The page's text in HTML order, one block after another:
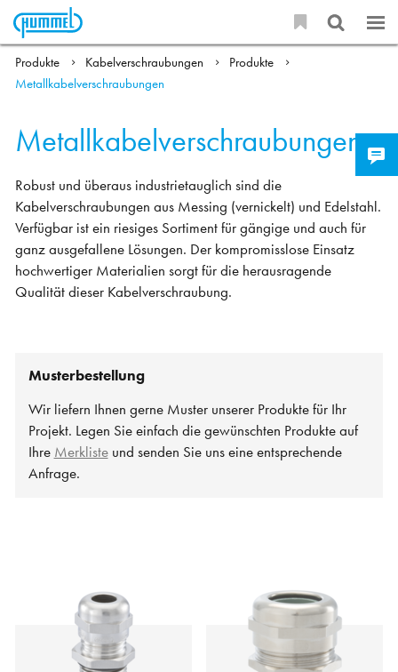
Produkte Kabelverschraubungen
Produkte
Metallkabelverschraubungen
Metallkabelverschraubungen
Robust und überaus industrietauglich sind die
Kabelverschraubungen aus Messing (vernickelt) und Edelstahl.
Verfügbar ist ein riesiges Sortiment für gängige und auch für
ganz ausgefallene Lösungen. Der kompromisslose Einsatz
hochwertiger Materialien sorgt für die herausragende
Qualität dieser Kabelverschraubung.
Musterbestellung
Wir liefern Ihnen gerne Muster unserer Produkte für Ihr
Projekt. Legen Sie einfach die gewünschten Produkte auf
Ihre Merklisteund senden Sie uns eine entsprechende
Anfrage.